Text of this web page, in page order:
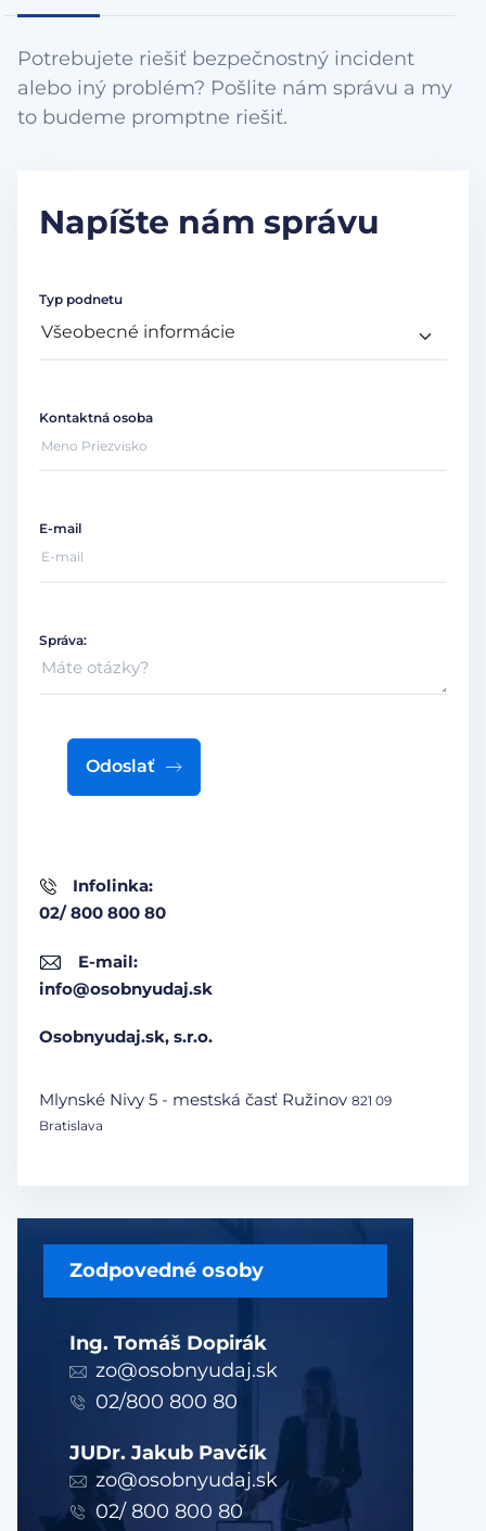
Potrebujete riešiť bezpečnostný incident
alebo iný problém? Pošlite nám správu a my
to budeme promptne riešiť.
Zodpovedné osoby
Ing. Tomáš Dopirák
zo@osobnyudaj.sk
02/800 800 80
JUDr. Jakub Pavčík
zo@osobnyudaj.sk
02/ 800 800 80
Napíšte nám správu
Infolinka:
02/ 800 800 80
E-mail:
info@osobnyudaj.sk
Osobnyudaj.sk, s.r.o.
Mlynské Nivy 5 - mestská časť Ružinov 821 09
Bratislava
Typ podnetu
Kontaktná osoba
E-mail
Správa:
Odoslať